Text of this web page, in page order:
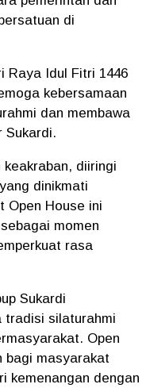
di
Raya Idul Fitri 1446
kebersamaan
dan membawa
Sukardi.
diiringi
dinikmati
Open House ini
momen
rasa
Sukardi
tradisi silaturahmi
Open
bagi masyarakat
kemenangan dengan